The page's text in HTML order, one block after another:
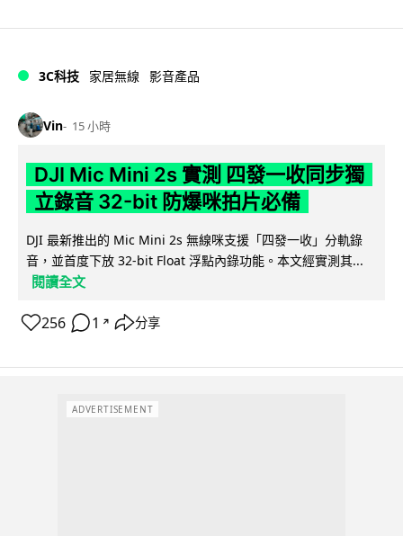
3C科技 家居無線 影音產品
Vin 15 小時
DJI Mic Mini 2s 實測 四發一收同步獨
立錄音 32-bit 防爆咪拍片必備
DJI 最新推出的 Mic Mini 2s 無線咪支援「四發一收」分軌錄
音，並首度下放 32-bit Float 浮點內錄功能。本文經實測其...
閱讀全文
256 1 ↗ 分享
ADVERTISEMENT